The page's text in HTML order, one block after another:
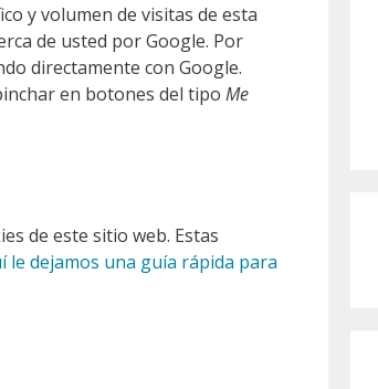
y volumen de visitas de esta
de usted por Google. Por
directamente con Google.
en botones del tipo Me
de este sitio web. Estas
le dejamos una guía rápida para